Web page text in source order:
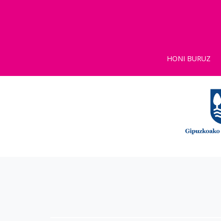
HONI BURUZ